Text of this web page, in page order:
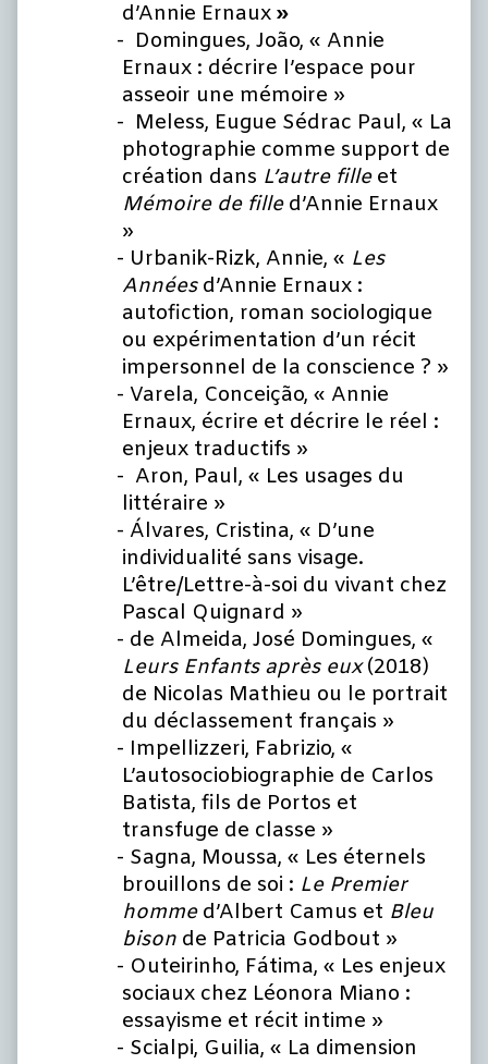
d’Annie Ernaux »
Domingues, João, « Annie
Ernaux : décrire l’espace pour
asseoir une mémoire »
Meless, Eugue Sédrac Paul, « La
photographie comme support de
création dans L’autre filleet
Mémoire de filled’Annie Ernaux
»
Urbanik-Rizk, Annie, « Les
Annéesd’Annie Ernaux :
autofiction, roman sociologique
ou expérimentation d’un récit
impersonnel de la conscience ? »
Varela, Conceição, « Annie
Ernaux, écrire et décrire le réel :
enjeux traductifs »
Aron, Paul, « Les usages du
littéraire »
Álvares, Cristina, « D’une
individualité sans visage.
L’être/Lettre-à-soi du vivant chez
Pascal Quignard »
de Almeida, José Domingues, «
Leurs Enfants après eux(2018)
de Nicolas Mathieu ou le portrait
du déclassement français »
Impellizzeri, Fabrizio, «
L’autosociobiographie de Carlos
Batista, fils de Portos et
transfuge de classe »
Sagna, Moussa, « Les éternels
brouillons de soi : Le Premier
hommed’Albert Camus et Bleu
bison de Patricia Godbout »
Outeirinho, Fátima, « Les enjeux
sociaux chez Léonora Miano :
essayisme et récit intime »
Scialpi, Guilia, « La dimension